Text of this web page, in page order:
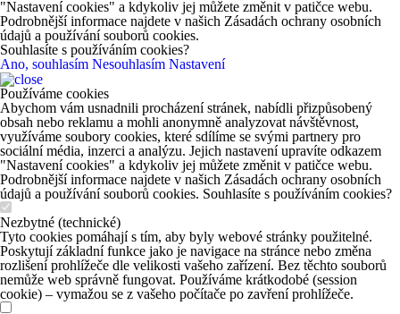
"Nastavení cookies" a kdykoliv jej můžete změnit v patičce webu.
Podrobnější informace najdete v našich Zásadách ochrany osobních
údajů a používání souborů cookies.
Souhlasíte s používáním cookies?
Ano, souhlasím Nesouhlasím Nastavení
Používáme cookies
Abychom vám usnadnili procházení stránek, nabídli přizpůsobený
obsah nebo reklamu a mohli anonymně analyzovat návštěvnost,
využíváme soubory cookies, které sdílíme se svými partnery pro
sociální média, inzerci a analýzu. Jejich nastavení upravíte odkazem
"Nastavení cookies" a kdykoliv jej můžete změnit v patičce webu.
Podrobnější informace najdete v našich Zásadách ochrany osobních
údajů a používání souborů cookies. Souhlasíte s používáním cookies?
Nezbytné (technické)
Tyto cookies pomáhají s tím, aby byly webové stránky použitelné.
Poskytují základní funkce jako je navigace na stránce nebo změna
rozlišení prohlížeče dle velikosti vašeho zařízení. Bez těchto souborů
nemůže web správně fungovat. Používáme krátkodobé (session
cookie) – vymažou se z vašeho počítače po zavření prohlížeče.